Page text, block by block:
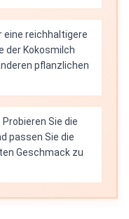
eine reichhaltigere
der Kokosmilch
pflanzlichen
Probieren Sie die
passen Sie die
Geschmack zu